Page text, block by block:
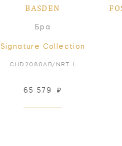
BASDEN
Бра
Signature Collection
CHD2080AB/NRT-L
65 579 ₽